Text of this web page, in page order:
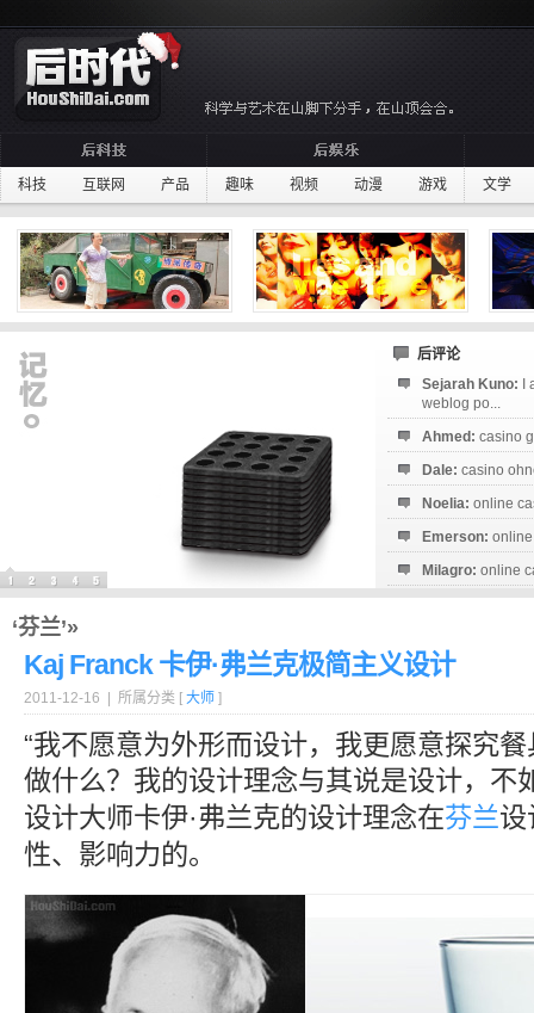
科技 互联网 产品 趣味 视频 动漫 游戏 文学
后评论
Sejarah Kuno:
weblog po...
Ahmed: casino
Dale: casino
Noelia: online
Emerson:
Milagro: online
‘芬兰’»
Kaj Franck 卡伊·弗兰克极简主义设计
2011-12-16 | 所属分类 [ 大师 ]
“我不愿意为外形而设计，我更愿意探究
做什么？我的设计理念与其说是设计，不
设计大师卡伊·弗兰克的设计理念在芬兰设
性、影响力的。